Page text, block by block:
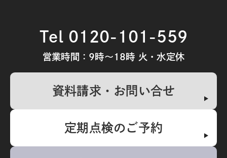
Tel 0120-101-559
営業時間：9時～18時 火・水定休
資料請求・お問い合せ
定期点検のご予約